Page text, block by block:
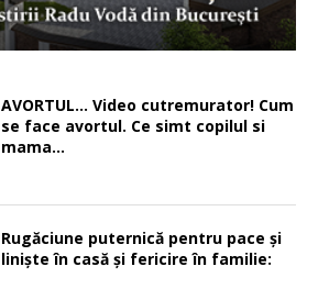
AVORTUL… Video cutremurator! Cum
se face avortul. Ce simt copilul si
mama…
Rugăciune puternică pentru pace şi
linişte în casă şi fericire în familie: